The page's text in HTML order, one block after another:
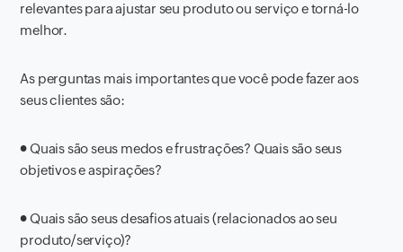
relevantes para ajustar seu produto ou serviço e torná-lo
melhor.
As perguntas mais importantes que você pode fazer aos
seus clientes são:
●Quais são seus medos e frustrações? Quais são seus
objetivos e aspirações?
●Quais são seus desafios atuais (relacionados ao seu
produto/serviço)?